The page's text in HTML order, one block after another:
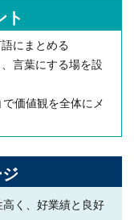
ト
にまとめる
言葉にする場を設
で価値観を全体にメ
く、好業績と良好